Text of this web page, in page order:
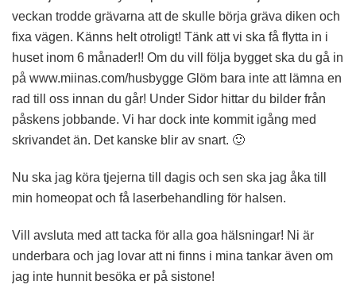
veckan trodde grävarna att de skulle börja gräva diken och
fixa vägen. Känns helt otroligt! Tänk att vi ska få flytta in i
huset inom 6 månader!! Om du vill följa bygget ska du gå in
på www.miinas.com/husbygge Glöm bara inte att lämna en
rad till oss innan du går! Under Sidor hittar du bilder från
påskens jobbande. Vi har dock inte kommit igång med
skrivandet än. Det kanske blir av snart. 🙂
Nu ska jag köra tjejerna till dagis och sen ska jag åka till
min homeopat och få laserbehandling för halsen.
Vill avsluta med att tacka för alla goa hälsningar! Ni är
underbara och jag lovar att ni finns i mina tankar även om
jag inte hunnit besöka er på sistone!